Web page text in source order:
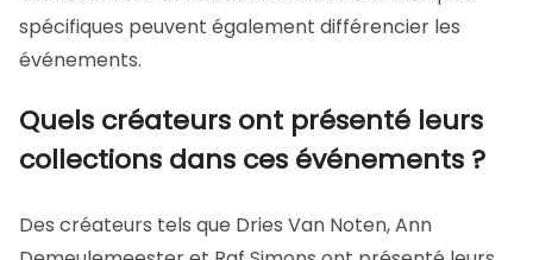
spécifiques peuvent également différencier les
événements.
Quels créateurs ont présenté leurs
collections dans ces événements ?
Des créateurs tels que Dries Van Noten, Ann